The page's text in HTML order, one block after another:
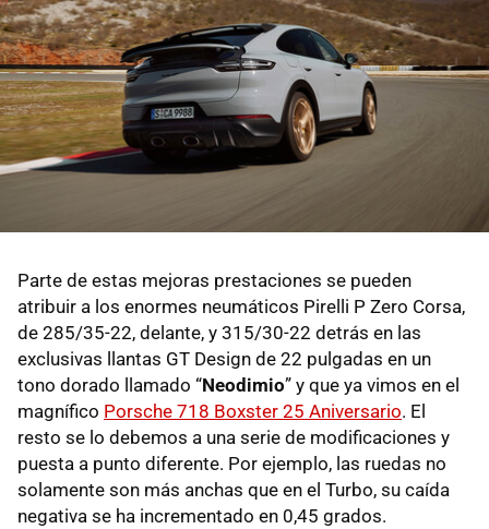
Parte de estas mejoras prestaciones se pueden
atribuir a los enormes neumáticos Pirelli P Zero Corsa,
de 285/35-22, delante, y 315/30-22 detrás en las
exclusivas llantas GT Design de 22 pulgadas en un
tono dorado llamado “Neodimio” y que ya vimos en el
magnífico Porsche 718 Boxster 25 Aniversario. El
resto se lo debemos a una serie de modificaciones y
puesta a punto diferente. Por ejemplo, las ruedas no
solamente son más anchas que en el Turbo, su caída
negativa se ha incrementado en 0,45 grados.